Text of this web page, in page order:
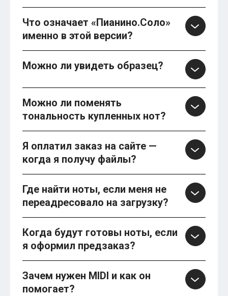
Что означает «Пианино.Соло»
именно в этой версии?
Можно ли увидеть образец?
Можно ли поменять
тональность купленных нот?
Я оплатил заказ на сайте —
когда я получу файлы?
Где найти ноты, если меня не
переадресовало на загрузку?
Когда будут готовы ноты, если
я оформил предзаказ?
Зачем нужен MIDI и как он
помогает?